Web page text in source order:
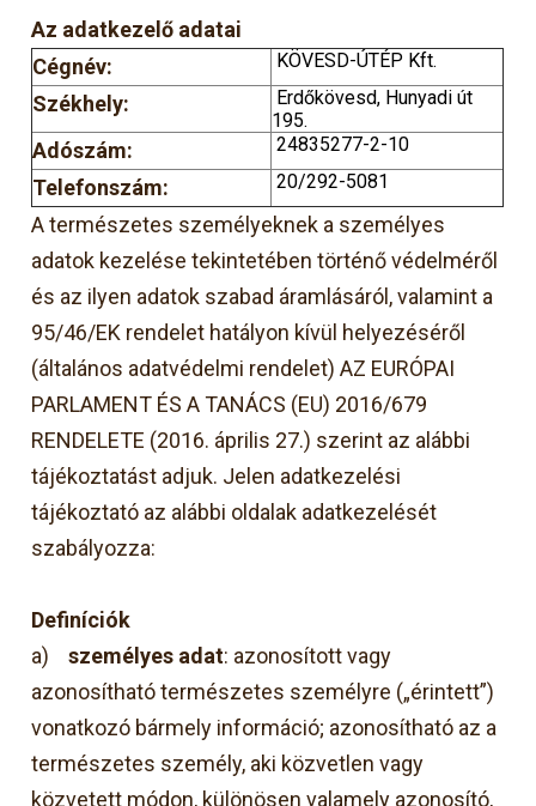
Az adatkezelő adatai
Cégnév:
KÖVESD-ÚTÉP Kft.
Székhely:
Erdőkövesd, Hunyadi út
195.
Adószám: 24835277-2-10
Telefonszám: 20/292-5081
A természetes személyeknek a személyes
adatok kezelése tekintetében történő védelméről
és az ilyen adatok szabad áramlásáról, valamint a
95/46/EK rendelet hatályon kívül helyezéséről
(általános adatvédelmi rendelet) AZ EURÓPAI
PARLAMENT ÉS A TANÁCS (EU) 2016/679
RENDELETE (2016. április 27.) szerint az alábbi
tájékoztatást adjuk. Jelen adatkezelési
tájékoztató az alábbi oldalak adatkezelését
szabályozza:
Definíciók
a)személyes adat: azonosított vagy
azonosítható természetes személyre („érintett”)
vonatkozó bármely információ; azonosítható az a
természetes személy, aki közvetlen vagy
közvetett módon, különösen valamely azonosító,